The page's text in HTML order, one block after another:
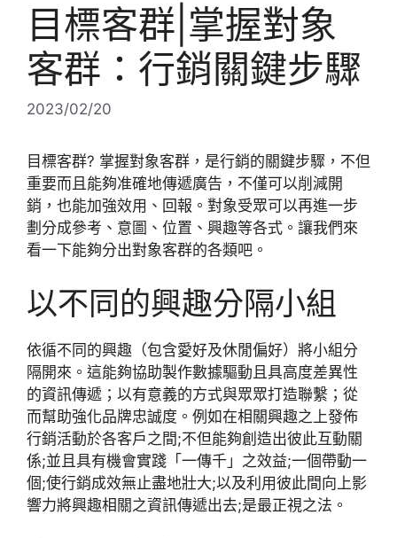
目標客群|掌握對象
客群：行銷關鍵步驟
2023/02/20
目標客群? 掌握對象客群，是行銷的關鍵步驟，不但
重要而且能夠准確地傳遞廣告，不僅可以削減開
銷，也能加強效用、回報。對象受眾可以再進一步
劃分成參考、意圖、位置、興趣等各式。讓我們來
看一下能夠分出對象客群的各類吧。
以不同的興趣分隔小組
依循不同的興趣（包含愛好及休閒偏好）將小組分
隔開來。這能夠協助製作數據驅動且具高度差異性
的資訊傳遞；以有意義的方式與眾眾打造聯繫；從
而幫助強化品牌忠誠度。例如在相關興趣之上發佈
行銷活動於各客戶之間;不但能夠創造出彼此互動關
係;並且具有機會實踐「一傳千」之效益;一個帶動一
個;使行銷成效無止盡地壯大;以及利用彼此間向上影
響力將興趣相關之資訊傳遞出去;是最正視之法。